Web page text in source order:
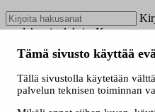
Tämä sivusto käyttää
Tällä sivustolla käytetään
palvelun teknisen toiminnan
saadaksesi tuloksia. Kun
valintaan. Kosketuslaitteiden
Näytä vain nyt haussa olevat
Valitse hakutapa